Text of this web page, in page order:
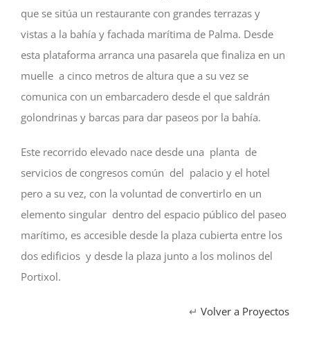
que se sitúa un restaurante con grandes terrazas y
vistas a la bahía y fachada marítima de Palma. Desde
esta plataforma arranca una pasarela que finaliza en un
muelle a cinco metros de altura que a su vez se
comunica con un embarcadero desde el que saldrán
golondrinas y barcas para dar paseos por la bahía.
Este recorrido elevado nace desde una planta de
servicios de congresos común del palacio y el hotel
pero a su vez, con la voluntad de convertirlo en un
elemento singular dentro del espacio público del paseo
marítimo, es accesible desde la plaza cubierta entre los
dos edificios y desde la plaza junto a los molinos del
Portixol.
↵ Volver a Proyectos